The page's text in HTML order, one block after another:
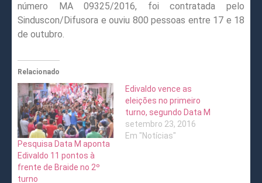
número MA 09325/2016, foi contratada pelo
Sinduscon/Difusora e ouviu 800 pessoas entre 17 e 18
de outubro.
Relacionado
Pesquisa Data M aponta
Edivaldo 11 pontos à
frente de Braide no 2º
turno
Edivaldo vence as
eleições no primeiro
turno, segundo Data M
setembro 23, 2016
Em "Notícias"